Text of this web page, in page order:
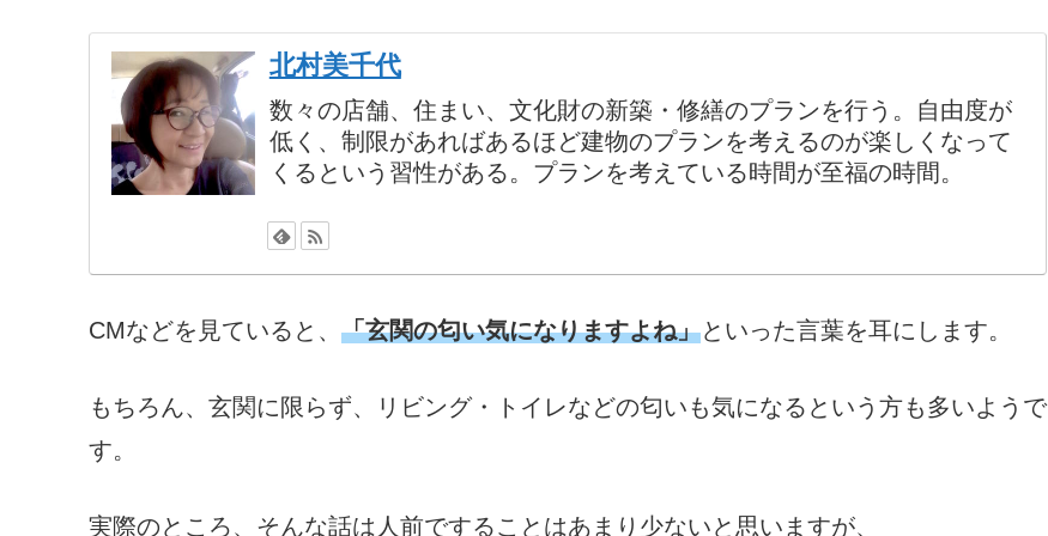
北村美千代
数々の店舗、住まい、文化財の新築・修繕のプランを行う。自由度が
低く、制限があればあるほど建物のプランを考えるのが楽しくなって
くるという習性がある。プランを考えている時間が至福の時間。
CMなどを見ていると、 「玄関の匂い気になりますよね」といった言葉を耳にします。
もちろん、玄関に限らず、リビング・トイレなどの匂いも気になるという方も多いようで
す。
実際のところ、そんな話は人前ですることはあまり少ないと思いますが、